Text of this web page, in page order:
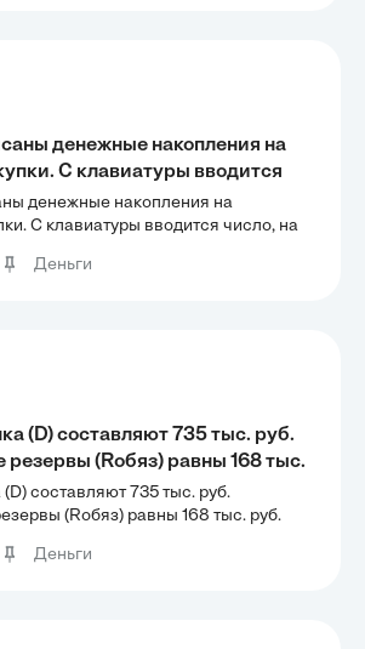
денежные накопления на
С клавиатуры вводится
будут увеличены значения
списка. Программа изменяет
увеличивая их, и выводит
экран.
денежные накопления на
С клавиатуры вводится число, на
изменяет элементы списка,
Деньги
(D) составляют 735 тыс. руб.
резервы (Rобяз) равны 168 тыс.
конечное предложение
всей банковской системы
заберет со счета 43 тыс.
полностью
составляют 735 тыс. руб.
(Rобяз) равны 168 тыс. руб.
системы (ΔM1), если вкладчик
Деньги